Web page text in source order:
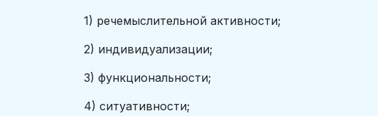
1) речемыслительной активности;
2) индивидуализации;
3) функциональности;
4) ситуативности;